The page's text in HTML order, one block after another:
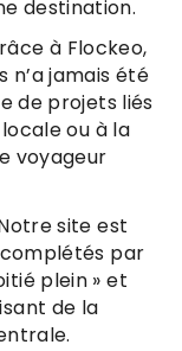
destination.
à Flockeo,
n’a jamais été
de projets liés
ou à la
voyageur
site est
par
plein » et
de la